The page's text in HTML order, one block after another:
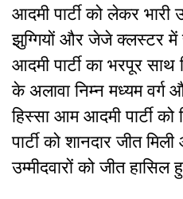
आदमी पार्टी को लेकर
झुग्गियों और जेजे क्लस्टर में
आदमी पार्टी का भरपूर साथ
के अलावा निम्न मध्यम वर्ग
हिस्सा आम आदमी पार्टी
पार्टी को शानदार जीत
उम्मीदवारों को जीत हासिल